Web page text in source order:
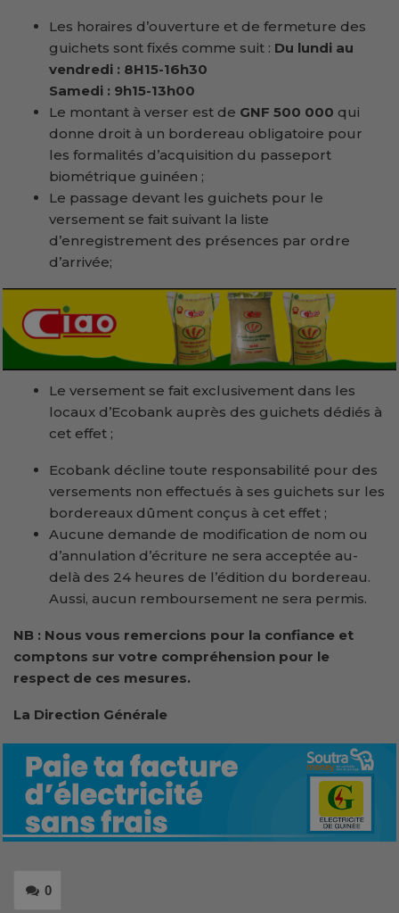
Les horaires d’ouverture et de fermeture des
guichets sont fixés comme suit : Du lundi au
vendredi : 8H15-16h30
Samedi : 9h15-13h00
Le montant à verser est de GNF 500 000 qui
donne droit à un bordereau obligatoire pour
les formalités d’acquisition du passeport
biométrique guinéen ;
Le passage devant les guichets pour le
versement se fait suivant la liste
d’enregistrement des présences par ordre
d’arrivée;
Le versement se fait exclusivement dans les
locaux d’Ecobank auprès des guichets dédiés à
cet effet ;
Ecobank décline toute responsabilité pour des
versements non effectués à ses guichets sur les
bordereaux dûment conçus à cet effet ;
Aucune demande de modification de nom ou
d’annulation d’écriture ne sera acceptée au-
delà des 24 heures de l’édition du bordereau.
Aussi, aucun remboursement ne sera permis.
NB : Nous vous remercions pour la confiance et
comptons sur votre compréhension pour le
respect de ces mesures.
La Direction Générale
0